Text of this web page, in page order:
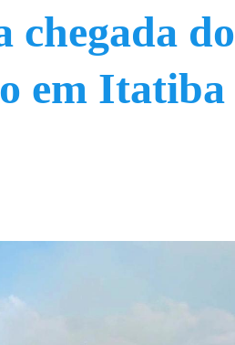
chegada do
em Itatiba